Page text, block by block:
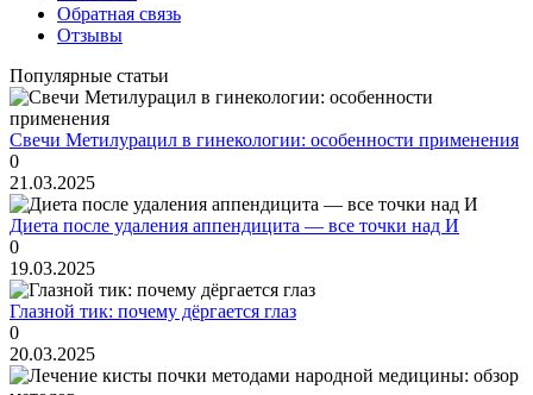
Обратная связь
Отзывы
Популярные статьи
Свечи Метилурацил в гинекологии: особенности применения
0
21.03.2025
Диета после удаления аппендицита — все точки над И
0
19.03.2025
Глазной тик: почему дёргается глаз
0
20.03.2025